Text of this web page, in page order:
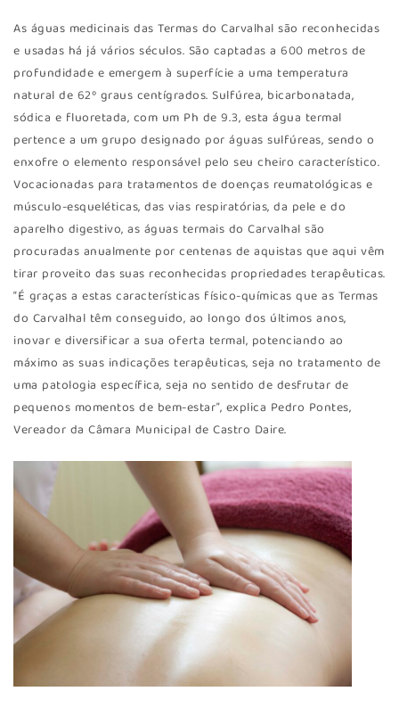
As águas medicinais das Termas do Carvalhal são reconhecidas
e usadas há já vários séculos. São captadas a 600 metros de
profundidade e emergem à superfície a uma temperatura
natural de 62º graus centígrados. Sulfúrea, bicarbonatada,
sódica e fluoretada, com um Ph de 9.3, esta água termal
pertence a um grupo designado por águas sulfúreas, sendo o
enxofre o elemento responsável pelo seu cheiro característico.
Vocacionadas para tratamentos de doenças reumatológicas e
músculo-esqueléticas, das vias respiratórias, da pele e do
aparelho digestivo, as águas termais do Carvalhal são
procuradas anualmente por centenas de aquistas que aqui vêm
tirar proveito das suas reconhecidas propriedades terapêuticas.
“É graças a estas características físico-químicas que as Termas
do Carvalhal têm conseguido, ao longo dos últimos anos,
inovar e diversificar a sua oferta termal, potenciando ao
máximo as suas indicações terapêuticas, seja no tratamento de
uma patologia específica, seja no sentido de desfrutar de
pequenos momentos de bem-estar”, explica Pedro Pontes,
Vereador da Câmara Municipal de Castro Daire.